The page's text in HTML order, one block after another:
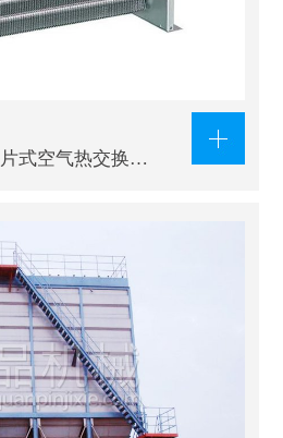
式空气热交换…